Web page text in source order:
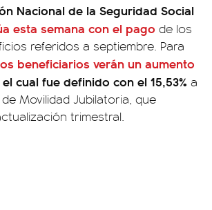
Nacional de la Seguridad Social
esta semana con el pago de los
referidos a septiembre. Para
beneficiarios verán un aumento
el cual fue definido con el 15,53% a
Movilidad Jubilatoria, que
trimestral.